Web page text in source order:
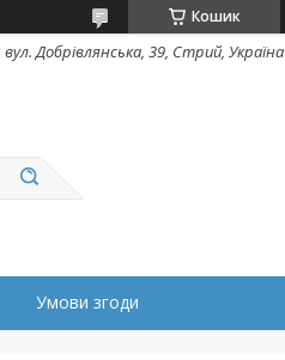
Кошик
вул. Добрівлянська, 39, Стрий, Україна
Умови згоди